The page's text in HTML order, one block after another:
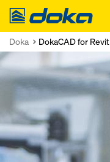
Doka
Doka DokaCAD for Revit